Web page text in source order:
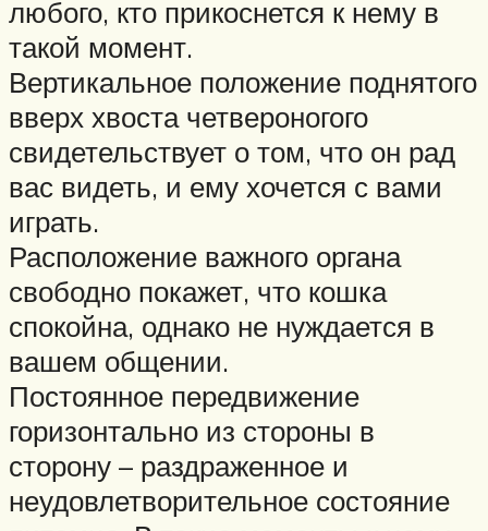
любого, кто прикоснется к нему в
такой момент.
Вертикальное положение поднятого
вверх хвоста четвероногого
свидетельствует о том, что он рад
вас видеть, и ему хочется с вами
играть.
Расположение важного органа
свободно покажет, что кошка
спокойна, однако не нуждается в
вашем общении.
Постоянное передвижение
горизонтально из стороны в
сторону – раздраженное и
неудовлетворительное состояние